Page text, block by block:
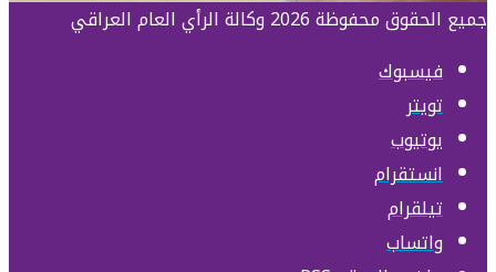
جميع الحقوق محفوظة 2026 وكالة الرأي العام العراقي
فيسبوك
تويتر
يوتيوب
انستقرام
تيلقرام
واتساب